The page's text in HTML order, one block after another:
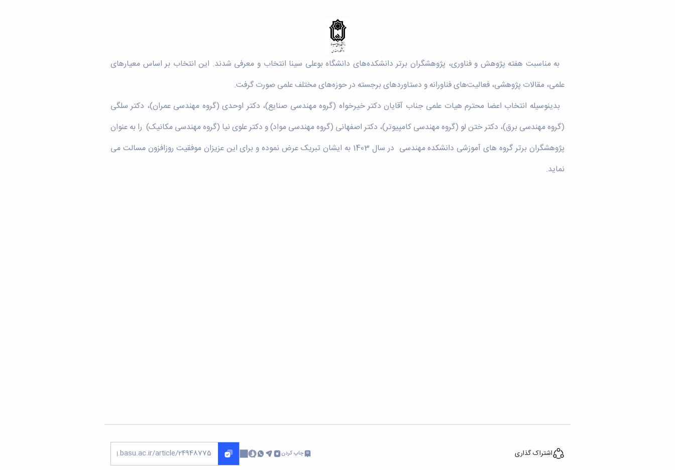
به مناسبت هفته پژوهش و فناوری، پژوهشگران برتر دانشکده‌های دانشگاه بوعلی سینا انتخاب و معرفی شدند. این انتخاب بر اساس معیارهای
علمی، مقالات پژوهشی، فعالیت‌های فناورانه و دستاوردهای برجسته در حوزه‌های مختلف علمی صورت گرفت.
بدینوسیله انتخاب اعضا محترم هیات علمی جناب آقایان دکتر خیرخواه (گروه مهندسی صنایع)، دکتر اوحدی (گروه مهندسی عمران)، دکتر سلگی
(گروه مهندسی برق)، دکتر ختن لو (گروه مهندسی کامپیوتر)، دکتر اصفهانی (گروه مهندسی مواد) و دکتر علوی نیا (گروه مهندسی مکانیک) را به عنوان
پژوهشگران برتر گروه های آموزشی دانشکده مهندسی در سال 1403 به ایشان تبریک عرض نموده و برای این عزیزان موفقیت روزافزون مسالت می
نماید.
اشتراک گذاری چاپ کردن